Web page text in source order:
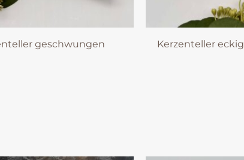
geschwungen Kerzenteller eckig